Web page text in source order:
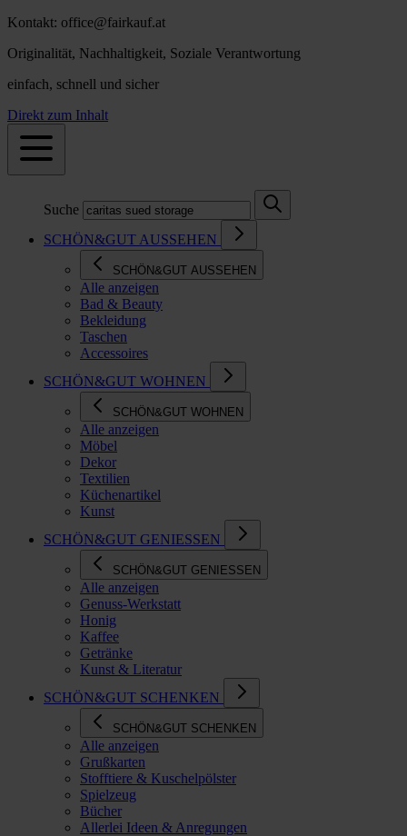
Kontakt: office@fairkauf.at
Originalität, Nachhaltigkeit, Soziale Verantwortung
einfach, schnell und sicher
Direkt zum Inhalt
Suche
SCHÖN&GUT AUSSEHEN
SCHÖN&GUT AUSSEHEN
Alle anzeigen
Bad & Beauty
Bekleidung
Taschen
Accessoires
SCHÖN&GUT WOHNEN
SCHÖN&GUT WOHNEN
Alle anzeigen
Möbel
Dekor
Textilien
Küchenartikel
Kunst
SCHÖN&GUT GENIESSEN
SCHÖN&GUT GENIESSEN
Alle anzeigen
Genuss-Werkstatt
Honig
Kaffee
Getränke
Kunst & Literatur
SCHÖN&GUT SCHENKEN
SCHÖN&GUT SCHENKEN
Alle anzeigen
Grußkarten
Stofftiere & Kuschelpölster
Spielzeug
Bücher
Allerlei Ideen & Anregungen